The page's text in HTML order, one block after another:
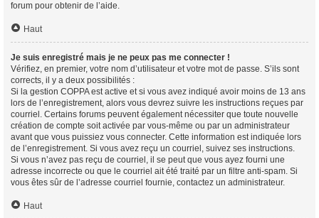
forum pour obtenir de l’aide.
Haut
Je suis enregistré mais je ne peux pas me connecter !
Vérifiez, en premier, votre nom d’utilisateur et votre mot de passe. S’ils sont
corrects, il y a deux possibilités :
Si la gestion COPPA est active et si vous avez indiqué avoir moins de 13 ans
lors de l’enregistrement, alors vous devrez suivre les instructions reçues par
courriel. Certains forums peuvent également nécessiter que toute nouvelle
création de compte soit activée par vous-même ou par un administrateur
avant que vous puissiez vous connecter. Cette information est indiquée lors
de l’enregistrement. Si vous avez reçu un courriel, suivez ses instructions.
Si vous n’avez pas reçu de courriel, il se peut que vous ayez fourni une
adresse incorrecte ou que le courriel ait été traité par un filtre anti-spam. Si
vous êtes sûr de l’adresse courriel fournie, contactez un administrateur.
Haut